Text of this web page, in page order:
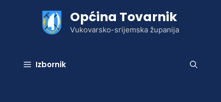
Općina Tovarnik
Vukovarsko-srijemska županija
Izbornik